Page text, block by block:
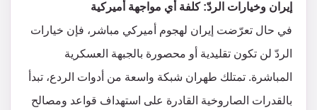
إيران وخيارات الردّ: كلفة أي مواجهة أميركية
في حال تعرّضت إيران لهجوم أميركي مباشر، فإن خيارات
الردّ لن تكون تقليدية أو محصورة بالجبهة العسكرية
المباشرة. تمتلك طهران شبكة واسعة من أدوات الردع، تبدأ
بالقدرات الصاروخية القادرة على استهداف قواعد ومصالح